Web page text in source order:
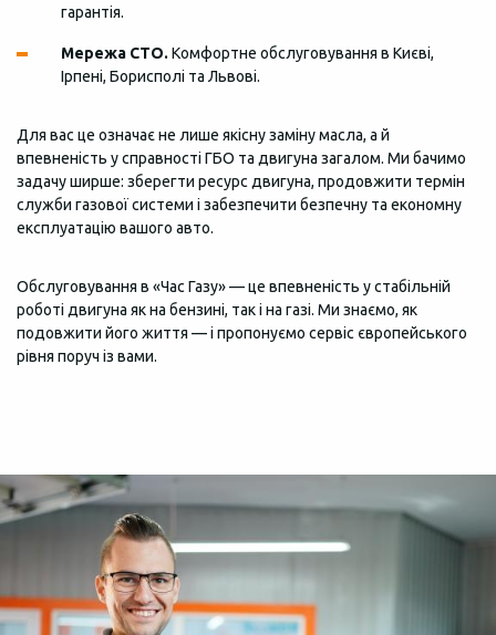
гарантія.
Мережа СТО. Комфортне обслуговування в Києві,
Ірпені, Борисполі та Львові.
Для вас це означає не лише якісну заміну масла, а й
впевненість у справності ГБО та двигуна загалом. Ми бачимо
задачу ширше: зберегти ресурс двигуна, продовжити термін
служби газової системи і забезпечити безпечну та економну
експлуатацію вашого авто.
Обслуговування в «Час Газу» — це впевненість у стабільній
роботі двигуна як на бензині, так і на газі. Ми знаємо, як
подовжити його життя — і пропонуємо сервіс європейського
рівня поруч із вами.